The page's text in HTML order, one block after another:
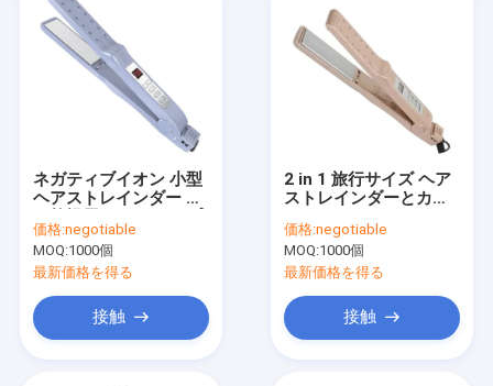
ネガティブイオン 小型
ヘアストレインダー 濡
レート PTC
価格:negotiable
MOQ:1000個
最新価格を得る
接触
2 in 1 旅行サイズ ヘア
ストレインダーとカー
価格:negotiable
MOQ:1000個
最新価格を得る
接触